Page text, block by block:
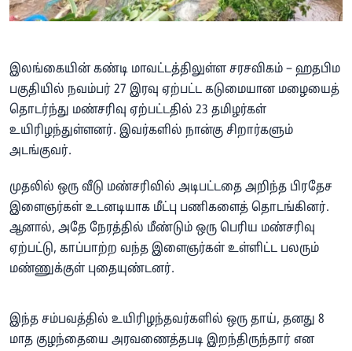
இலங்கையின் கண்டி மாவட்டத்திலுள்ள சரசவிகம் – ஹதபிம
பகுதியில் நவம்பர் 27 இரவு ஏற்பட்ட கடுமையான மழையைத்
தொடர்ந்து மண்சரிவு ஏற்பட்டதில் 23 தமிழர்கள்
உயிரிழந்துள்ளனர். இவர்களில் நான்கு சிறார்களும்
அடங்குவர்.
முதலில் ஒரு வீடு மண்சரிவில் அடிபட்டதை அறிந்த பிரதேச
இளைஞர்கள் உடனடியாக மீட்பு பணிகளைத் தொடங்கினர்.
ஆனால், அதே நேரத்தில் மீண்டும் ஒரு பெரிய மண்சரிவு
ஏற்பட்டு, காப்பாற்ற வந்த இளைஞர்கள் உள்ளிட்ட பலரும்
மண்ணுக்குள் புதையுண்டனர்.
இந்த சம்பவத்தில் உயிரிழந்தவர்களில் ஒரு தாய், தனது 8
மாத குழந்தையை அரவணைத்தபடி இறந்திருந்தார் என